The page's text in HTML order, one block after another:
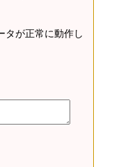
タが正常に動作し